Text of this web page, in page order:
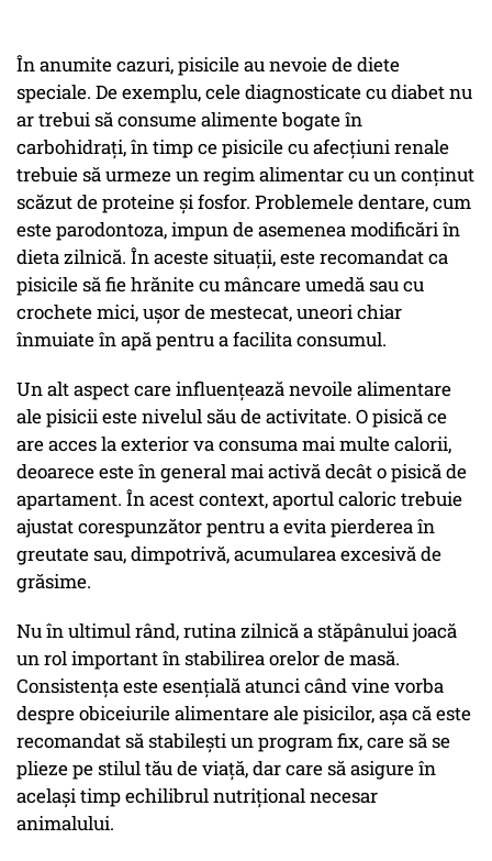
În anumite cazuri, pisicile au nevoie de diete
speciale. De exemplu, cele diagnosticate cu diabet nu
ar trebui să consume alimente bogate în
carbohidrați, în timp ce pisicile cu afecțiuni renale
trebuie să urmeze un regim alimentar cu un conținut
scăzut de proteine și fosfor. Problemele dentare, cum
este parodontoza, impun de asemenea modificări în
dieta zilnică. În aceste situații, este recomandat ca
pisicile să fie hrănite cu mâncare umedă sau cu
crochete mici, ușor de mestecat, uneori chiar
înmuiate în apă pentru a facilita consumul.
Un alt aspect care influențează nevoile alimentare
ale pisicii este nivelul său de activitate. O pisică ce
are acces la exterior va consuma mai multe calorii,
deoarece este în general mai activă decât o pisică de
apartament. În acest context, aportul caloric trebuie
ajustat corespunzător pentru a evita pierderea în
greutate sau, dimpotrivă, acumularea excesivă de
grăsime.
Nu în ultimul rând, rutina zilnică a stăpânului joacă
un rol important în stabilirea orelor de masă.
Consistența este esențială atunci când vine vorba
despre obiceiurile alimentare ale pisicilor, așa că este
recomandat să stabilești un program fix, care să se
plieze pe stilul tău de viață, dar care să asigure în
același timp echilibrul nutrițional necesar
animalului.